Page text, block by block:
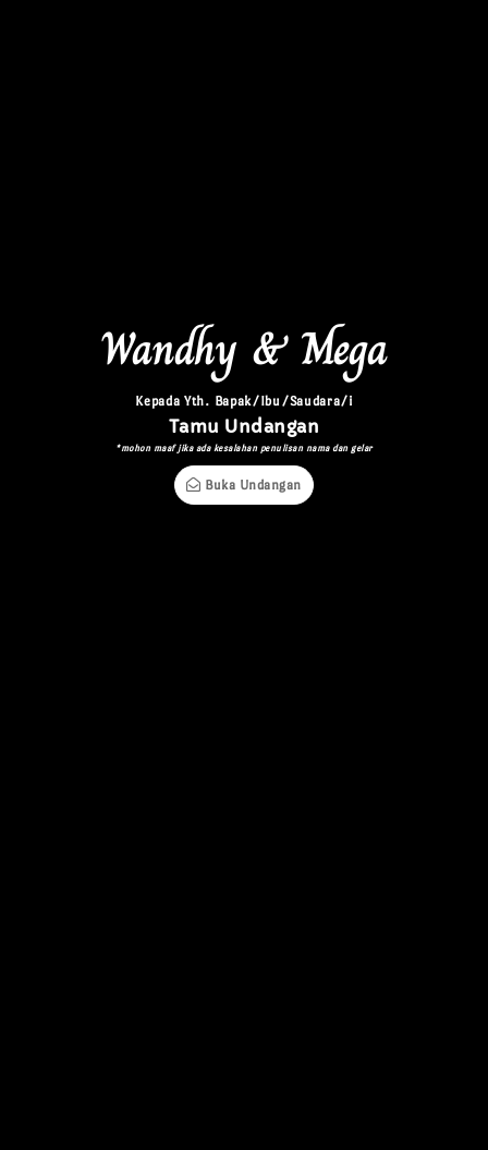
Wandhy & Mega
Kepada Yth. Bapak/Ibu/Saudara/i
Tamu Undangan
*mohon maaf jika ada kesalahan penulisan nama dan gelar
Buka Undangan